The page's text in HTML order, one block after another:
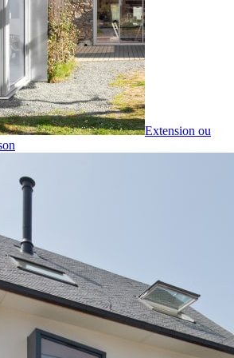
Extension ou